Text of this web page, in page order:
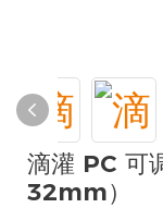
滴灌 PC 可
32mm）